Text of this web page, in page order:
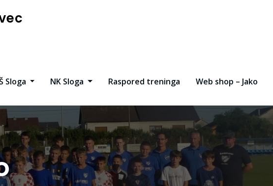
Sloga NK Sloga Raspored treninga Web shop – Jako